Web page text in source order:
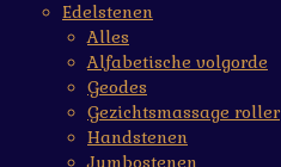
Edelstenen
Alles
Alfabetische volgorde
Geodes
Gezichtsmassage roller
Handstenen